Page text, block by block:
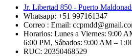
Jr. Libertad 850 - Puerto
Whatsapp: +51 997161347
Correo : Email:
Horarios: Lunes a Viernes: 9:00
6:00 PM, Sábados: 9:00 AM –
RUC: 20350468529